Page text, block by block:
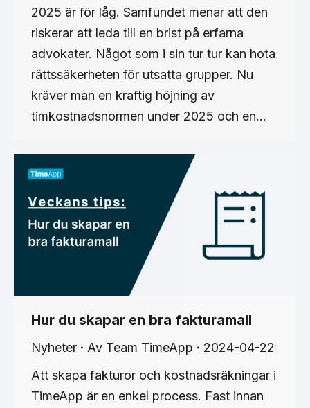
2025 är för låg. Samfundet menar att den
riskerar att leda till en brist på erfarna
advokater. Något som i sin tur tur kan hota
rättssäkerheten för utsatta grupper. Nu
kräver man en kraftig höjning av
timkostnadsnormen under 2025 och en…
Hur du skapar en bra fakturamall
Nyheter Av Team TimeApp
2024-04-22
Att skapa fakturor och kostnadsräkningar i
TimeApp är en enkel process. Fast innan